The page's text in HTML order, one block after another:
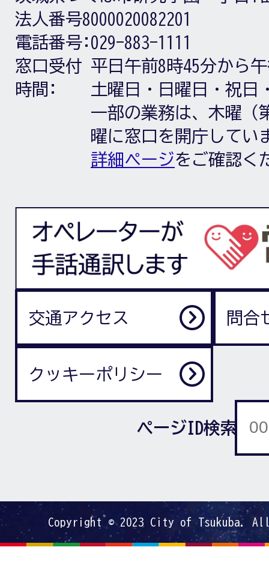
法人番号8000020082201
電話番号: 029-883-1111
窓口受付
時間:
平日午前8時45分から
土曜日・日曜日・祝日
一部の業務は、木曜（
曜に窓口を開庁してい
詳細ページをご確認く
交通アクセス 問合
クッキーポリシー
ページID検索
Copyright © 2023 City of Tsukuba.